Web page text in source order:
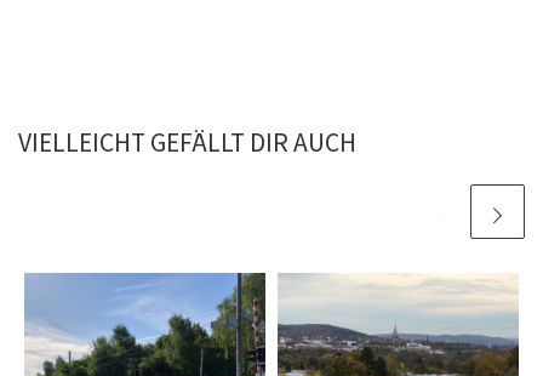
VIELLEICHT GEFÄLLT DIR AUCH